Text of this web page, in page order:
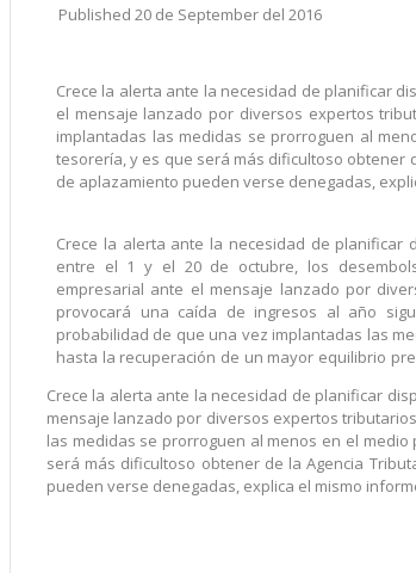
Published 20 de September del 2016
Crece la alerta ante la necesidad de planificar
el mensaje lanzado por diversos expertos
implantadas las medidas se prorroguen al
tesorería, y es que será más dificultoso obtener
de aplazamiento pueden verse denegadas,
Crece la alerta ante la necesidad de
entre el 1 y el 20 de octubre, los
empresarial ante el mensaje lanzado por
provocará una caída de ingresos al año
probabilidad de que una vez implantadas las
hasta la recuperación de un mayor equilibrio
Crece la alerta ante la necesidad de planificar
mensaje lanzado por diversos expertos
las medidas se prorroguen al menos en el
será más dificultoso obtener de la Agencia
pueden verse denegadas, explica el mismo